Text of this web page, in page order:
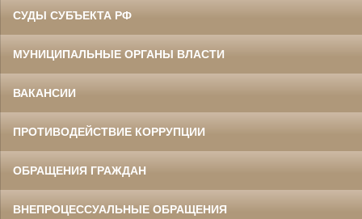
СУДЫ СУБЪЕКТА РФ
МУНИЦИПАЛЬНЫЕ ОРГАНЫ ВЛАСТИ
ВАКАНСИИ
ПРОТИВОДЕЙСТВИЕ КОРРУПЦИИ
ОБРАЩЕНИЯ ГРАЖДАН
ВНЕПРОЦЕССУАЛЬНЫЕ ОБРАЩЕНИЯ